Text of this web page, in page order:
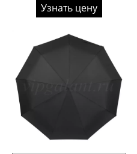
Узнать цену